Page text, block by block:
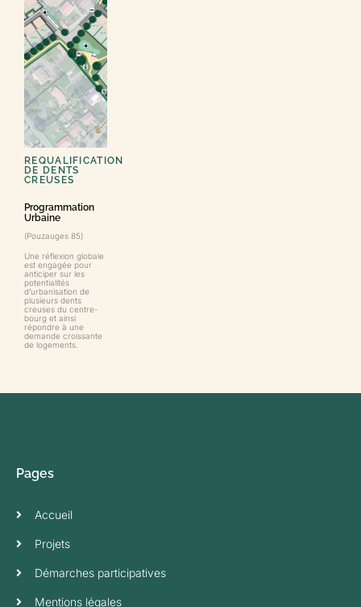
REQUALIFICATION
DE DENTS
CREUSES
Programmation
Urbaine
(Pouzauges 85)
Une réflexion globale
est engagée pour
anticiper sur les
potentialités
d’urbanisation de
plusieurs dents
creuses du centre-
bourg et ainsi
répondre à une
demande croissante
de logements.
Pages
Accueil
Projets
Démarches participatives
Mentions légales